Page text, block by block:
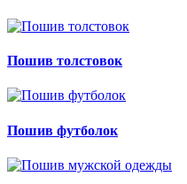
Пошив толстовок
Пошив футболок